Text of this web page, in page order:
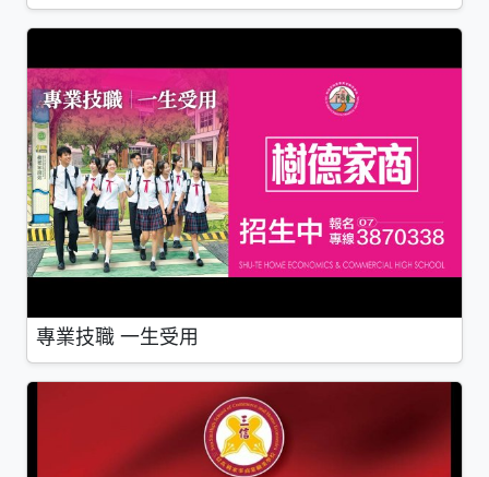
專業技職 一生受用